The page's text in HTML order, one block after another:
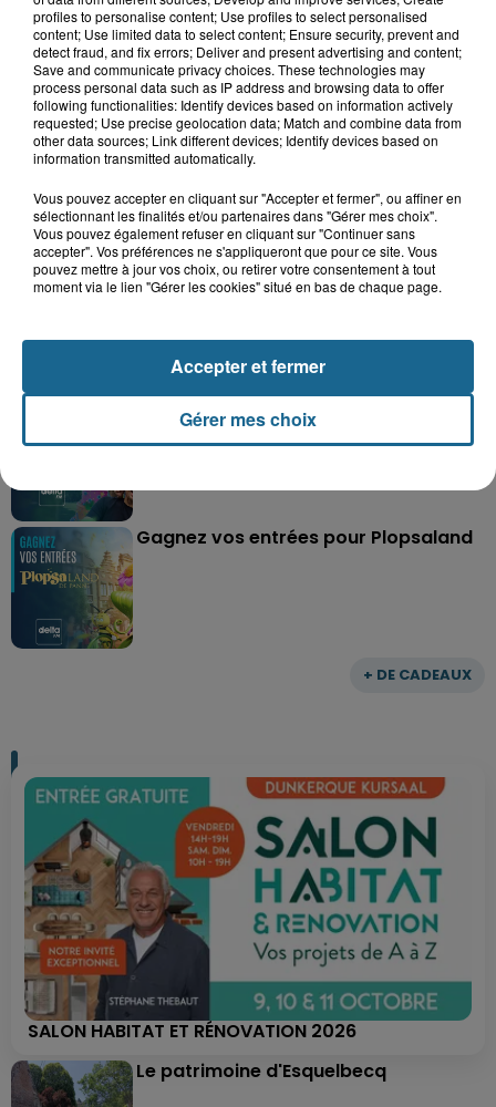
+ DE CADEAUX
Grand jeu de l'été : les cabines de plages
Gagnez vos entrées pour Dennlys
Gagnez vos entrées pour le parc
Bagatelle
Gagnez vos entrées pour Plopsaland
SALON HABITAT ET RÉNOVATION 2026
Le patrimoine d'Esquelbecq
profiles to personalise content; Use profiles to select personalised
content; Use limited data to select content; Ensure security, prevent and
detect fraud, and fix errors; Deliver and present advertising and content;
Save and communicate privacy choices. These technologies may
process personal data such as IP address and browsing data to offer
following functionalities: Identify devices based on information actively
requested; Use precise geolocation data; Match and combine data from
other data sources; Link different devices; Identify devices based on
information transmitted automatically.
Vous pouvez accepter en cliquant sur "Accepter et fermer", ou affiner en
sélectionnant les finalités et/ou partenaires dans "Gérer mes choix".
Vous pouvez également refuser en cliquant sur "Continuer sans
accepter". Vos préférences ne s'appliqueront que pour ce site. Vous
pouvez mettre à jour vos choix, ou retirer votre consentement à tout
moment via le lien "Gérer les cookies" situé en bas de chaque page.
Gérer mes choix
Accepter et fermer